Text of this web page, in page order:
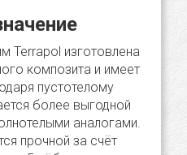
Terrapol изготовлена
композита и имеет
пустотелому
более выгодной
аналогами.
прочной за счёт